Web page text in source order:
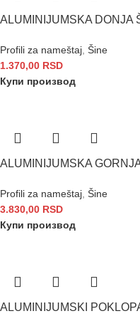
ALUMINIJUMSKA DONJA
Profili za nameštaj Šine
1.370,00 RSD
Купи производ
ALUMINIJUMSKA
Profili za nameštaj Šine
3.830,00 RSD
Купи производ
ALUMINIJUMSKI